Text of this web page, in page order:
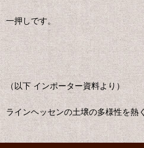
一押しです。
（以下 インポーター資料より）
ラインヘッセンの土壌の多様性を熱